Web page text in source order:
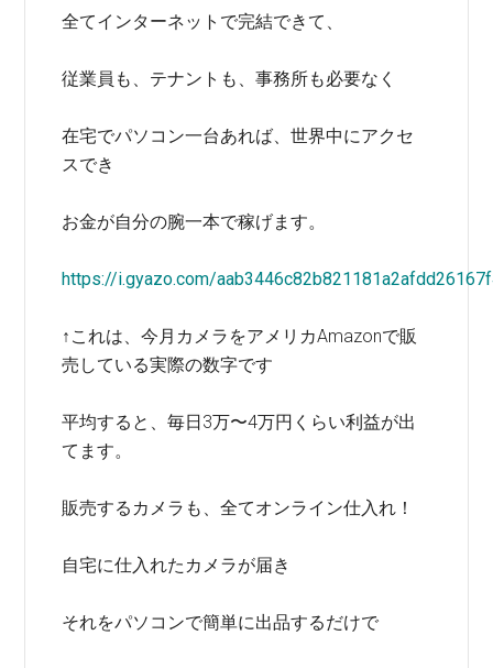
全てインターネットで完結できて、
従業員も、テナントも、事務所も必要なく
在宅でパソコン一台あれば、世界中にアクセ
スでき
お金が自分の腕一本で稼げます。
https://i.gyazo.com/
↑これは、今月カメラをアメリカAmazonで販
売している実際の数字です
平均すると、毎日3万〜4万円くらい利益が出
てます。
販売するカメラも、全てオンライン仕入れ！
自宅に仕入れたカメラが届き
それをパソコンで簡単に出品するだけで